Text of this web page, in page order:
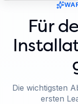
Für
Die wichtigsten
ersten